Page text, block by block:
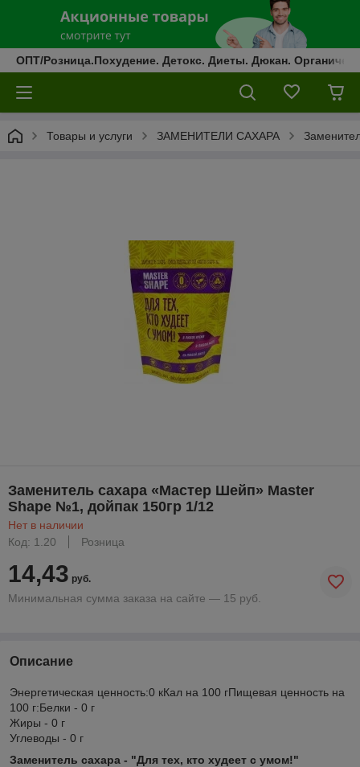
ОПТ/Розница.Похудение. Детокс. Диеты. Дюкан.
Товары и услуги ЗАМЕНИТЕЛИ САХАРА
Заменитель сахара «Мастер Шейп» Master
Shape №1, дойпак 150гр 1/12
Нет в наличии
Код: 1.20
Розница
14,43 руб.
Минимальная сумма заказа на сайте — 15 руб.
Описание
Энергетическая ценность:0 кКал на 100 гПищевая ценность на
100 г:Белки - 0 г
Жиры - 0 г
Углеводы - 0 г
Заменитель сахара - "Для тех, кто худеет с умом!"